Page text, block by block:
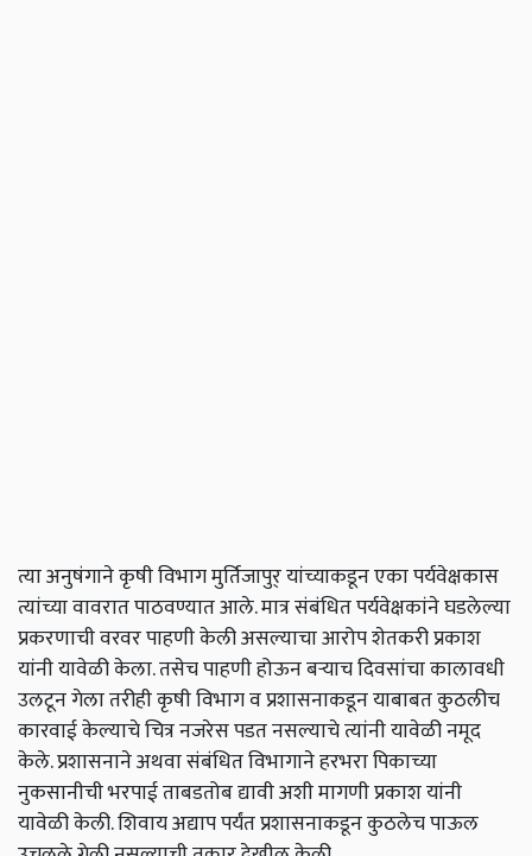
त्या अनुषंगाने कृषी विभाग मुर्तिजापुर् यांच्याकडून एका पर्यवेक्षकास
त्यांच्या वावरात पाठवण्यात आले. मात्र संबंधित पर्यवेक्षकांने घडलेल्या
प्रकरणाची वरवर पाहणी केली असल्याचा आरोप शेतकरी प्रकाश
यांनी यावेळी केला. तसेच पाहणी होऊन बऱ्याच दिवसांचा कालावधी
उलटून गेला तरीही कृषी विभाग व प्रशासनाकडून याबाबत कुठलीच
कारवाई केल्याचे चित्र नजरेस पडत नसल्याचे त्यांनी यावेळी नमूद
केले. प्रशासनाने अथवा संबंधित विभागाने हरभरा पिकाच्या
नुकसानीची भरपाई ताबडतोब द्यावी अशी मागणी प्रकाश यांनी
यावेळी केली. शिवाय अद्याप पर्यंत प्रशासनाकडून कुठलेच पाऊल